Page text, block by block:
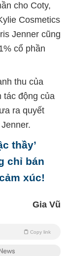
cho Coty,
Cosmetics
Jenner cũng
cổ phần
thu của
tác động của
ra quyết
thầy’
chỉ bán
xúc!
Gia Vũ
Copy link